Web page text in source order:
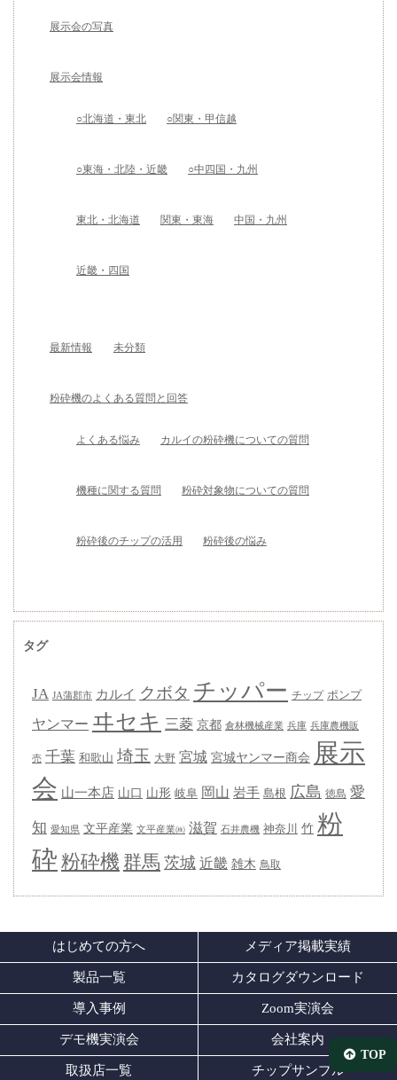
TOP
展示会の写真
展示会情報
○北海道・東北 ○関東・甲信越
○東海・北陸・近畿 ○中四国・九州
東北・北海道 関東・東海 中国・九州
近畿・四国
最新情報 未分類
粉砕機のよくある質問と回答
よくある悩み カルイの粉砕機についての質問
機種に関する質問 粉砕対象物についての質問
粉砕後のチップの活用 粉砕後の悩み
タグ
JA JA蒲郡市 カルイ クボタ チッパー チップ ポンプ
ヤンマー ヰセキ 三菱 京都 倉林機械産業 兵庫 兵庫農機販
売 千葉 和歌山 埼玉 大野 宮城 宮城ヤンマー商会 展示
会 山一本店 山口 山形 岐阜 岡山 岩手 島根 広島 徳島 愛
知 愛知県 文平産業 文平産業㈱ 滋賀 石井農機 神奈川 竹 粉
砕 粉砕機 群馬 茨城 近畿 雑木 鳥取
はじめての方へ メディア掲載実績
製品一覧 カタログダウンロード
導入事例 Zoom実演会
デモ機実演会 会社案内
取扱店一覧 チップサンプル